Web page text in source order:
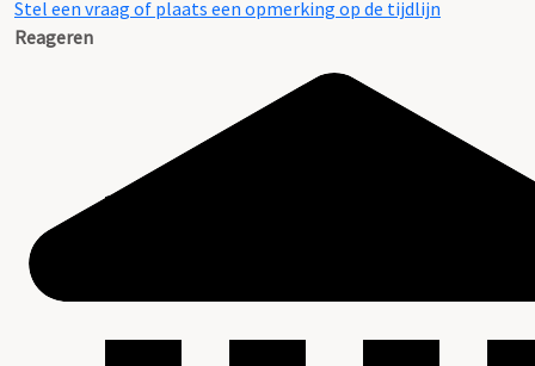
Stel een vraag of plaats een opmerking op de tijdlijn
Reageren